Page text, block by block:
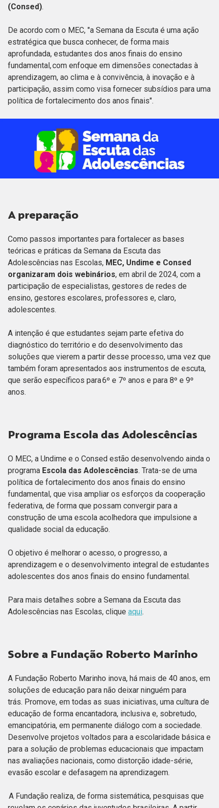
(Consed).
De acordo com o MEC, "a Semana da Escuta é uma ação
estratégica que busca conhecer, de forma mais
aprofundada, estudantes dos anos finais do ensino
fundamental, com enfoque em dimensões conectadas à
aprendizagem, ao clima e à convivência, à inovação e à
participação, assim como visa fornecer subsídios para uma
política de fortalecimento dos anos finais".
A preparação
Como passos importantes para fortalecer as bases
teóricas e práticas da Semana da Escuta das
Adolescências nas Escolas, MEC, Undime e Consed
organizaram dois webinários, em abril de 2024, com a
participação de especialistas, gestores de redes de
ensino, gestores escolares, professores e, claro,
adolescentes.
A intenção é que estudantes sejam parte efetiva do
diagnóstico do território e do desenvolvimento das
soluções que vierem a partir desse processo, uma vez que
também foram apresentados aos instrumentos de escuta,
que serão específicos para 6º e 7º anos e para 8º e 9º
anos.
Programa Escola das Adolescências
O MEC, a Undime e o Consed estão desenvolvendo ainda o
programa Escola das Adolescências. Trata-se de uma
política de fortalecimento dos anos finais do ensino
fundamental, que visa ampliar os esforços da cooperação
federativa, de forma que possam convergir para a
construção de uma escola acolhedora que impulsione a
qualidade social da educação.
O objetivo é melhorar o acesso, o progresso, a
aprendizagem e o desenvolvimento integral de estudantes
adolescentes dos anos finais do ensino fundamental.
Para mais detalhes sobre a Semana da Escuta das
Adolescências nas Escolas, clique aqui.
Sobre a Fundação Roberto Marinho
A Fundação Roberto Marinho inova, há mais de 40 anos, em
soluções de educação para não deixar ninguém para
trás. Promove, em todas as suas iniciativas, uma cultura de
educação de forma encantadora, inclusiva e, sobretudo,
emancipatória, em permanente diálogo com a sociedade.
Desenvolve projetos voltados para a escolaridade básica e
para a solução de problemas educacionais que impactam
nas avaliações nacionais, como distorção idade-série,
evasão escolar e defasagem na aprendizagem.
A Fundação realiza, de forma sistemática, pesquisas que